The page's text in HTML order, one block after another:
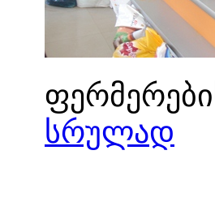
სრულად